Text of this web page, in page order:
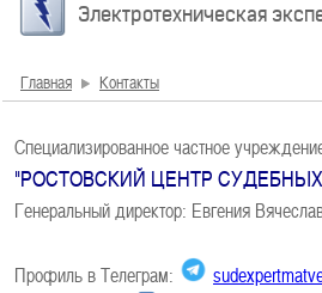
Электротехническая
Главная Контакты
Специализированное частное
"РОСТОВСКИЙ ЦЕНТР
Генеральный директор: Евгения
Профиль в Телеграм: